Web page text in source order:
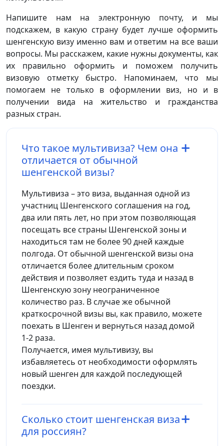
Напишите нам на электронную почту, и мы
подскажем, в какую страну будет лучше оформить
шенгенскую визу именно вам и ответим на все ваши
вопросы. Мы расскажем, какие нужны документы, как
их правильно оформить и поможем получить
визовую отметку быстро. Напоминаем, что мы
помогаем не только в оформлении виз, но и в
получении вида на жительство и гражданства
разных стран.
Что такое мультивиза? Чем она
отличается от обычной
шенгенской визы?
Мультивиза – это виза, выданная одной из
участниц Шенгенского соглашения на год,
два или пять лет, но при этом позволяющая
посещать все страны Шенгенской зоны и
находиться там не более 90 дней каждые
полгода. От обычной шенгенской визы она
отличается более длительным сроком
действия и позволяет ездить туда и назад в
Шенгенскую зону неограниченное
количество раз. В случае же обычной
краткосрочной визы вы, как правило, можете
поехать в Шенген и вернуться назад домой
1-2 раза.
Получается, имея мультивизу, вы
избавляетесь от необходимости оформлять
новый шенген для каждой последующей
поездки.
Сколько стоит шенгенская виза
для россиян?